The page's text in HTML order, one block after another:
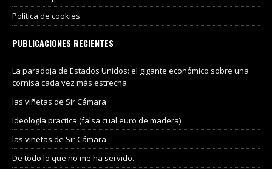
Política de cookies
PUBLICACIONES RECIENTES
La paradoja de Estados Unidos: el gigante económico sobre una
cornisa cada vez más estrecha
las viñetas de Sir Cámara
Ideología practica (falsa cual euro de madera)
las viñetas de Sir Cámara
De todo lo que no me ha servido.